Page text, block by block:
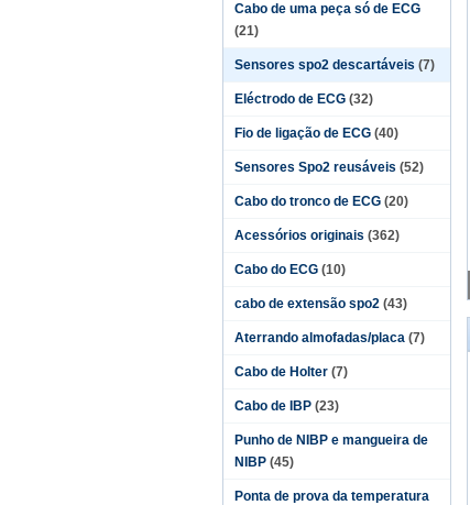
Cabo de uma peça só de ECG
(21)
Sensores spo2 descartáveis (7)
Eléctrodo de ECG (32)
Fio de ligação de ECG (40)
Sensores Spo2 reusáveis (52)
Cabo do tronco de ECG (20)
Acessórios originais (362)
Cabo do ECG (10)
cabo de extensão spo2 (43)
Aterrando almofadas/placa (7)
Cabo de Holter (7)
Cabo de IBP (23)
Punho de NIBP e mangueira de
NIBP (45)
Ponta de prova da temperatura